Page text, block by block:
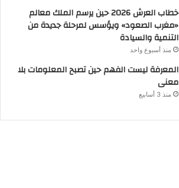
خطاب العرش 2026 حين يرسم الملك معالم
«مغرب الصعود» ويؤسس لمرحلة جديدة من
التنمية والسيادة
منذ أسبوع واحد
المعرفة ليست الفهم حين تصبح المعلومات بلا
معنى
منذ 3 أسابيع